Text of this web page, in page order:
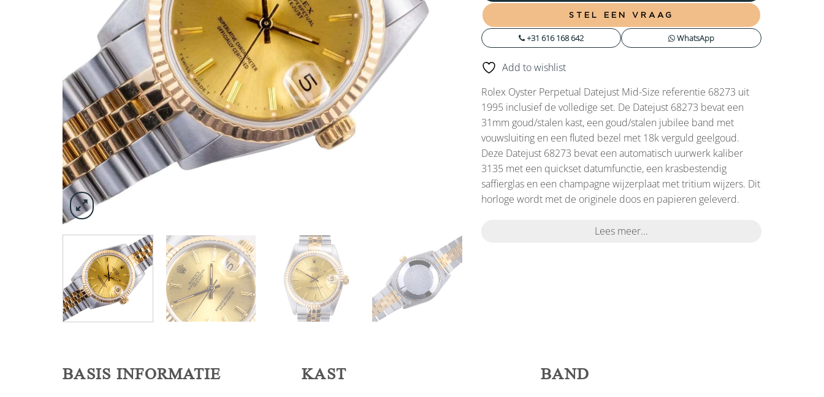
STEL EEN VRAAG
+31 616 168 642 WhatsApp
Add to wishlist
Rolex Oyster Perpetual Datejust Mid-Size referentie 68273 uit
1995 inclusief de volledige set. De Datejust 68273 bevat een
31mm goud/stalen kast, een goud/stalen jubilee band met
vouwsluiting en een fluted bezel met 18k verguld geelgoud.
Deze Datejust 68273 bevat een automatisch uurwerk kaliber
3135 met een quickset datumfunctie, een krasbestendig
saffierglas en een champagne wijzerplaat met tritium wijzers. Dit
horloge wordt met de originele doos en papieren geleverd.
Lees meer...
BASIS INFORMATIE KAST BAND